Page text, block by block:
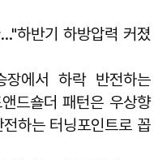
하반기 하방압력 커졌
장에서 하락 반전하는
드숄더 패턴은 우상향
하는 터닝포인트로 꼽